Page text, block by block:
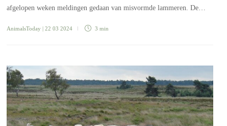
afgelopen weken meldingen gedaan van misvormde lammeren. De…
AnimalsToday | 22 03 2024 3 min